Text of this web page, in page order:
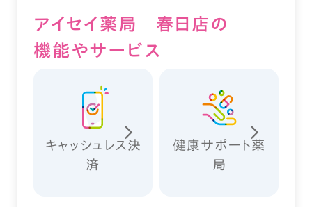
アイセイ薬局 春日店の
機能やサービス
キャッシュレス決
済
健康サポート薬
局